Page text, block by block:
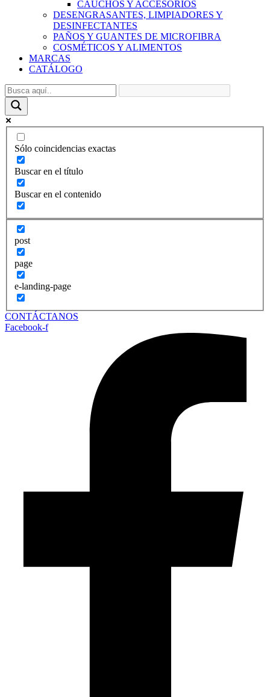
CAUCHOS Y ACCESORIOS
DESENGRASANTES, LIMPIADORES Y
DESINFECTANTES
PAÑOS Y GUANTES DE MICROFIBRA
COSMÉTICOS Y ALIMENTOS
MARCAS
CATÁLOGO
Sólo coincidencias exactas
Buscar en el título
Buscar en el contenido
post
page
e-landing-page
CONTÁCTANOS
Facebook-f